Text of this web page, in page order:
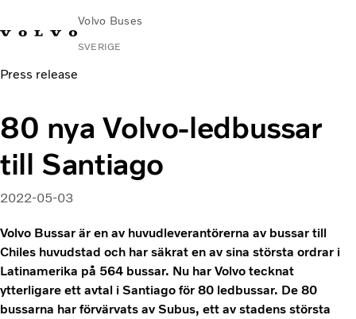
Volvo Buses
SVERIGE
Change
Kontakta
Stads- och intercitytrafik
Turistbussar
Varför Volvo?
Nyheter & stories
Kontakt
Press release
80 nya Volvo-ledbussar
till Santiago
2022-05-03
Volvo Bussar är en av huvudleverantörerna av bussar till
Chiles huvudstad och har säkrat en av sina största ordrar i
Latinamerika på 564 bussar. Nu har Volvo tecknat
ytterligare ett avtal i Santiago för 80 ledbussar. De 80
bussarna har förvärvats av Subus, ett av stadens största